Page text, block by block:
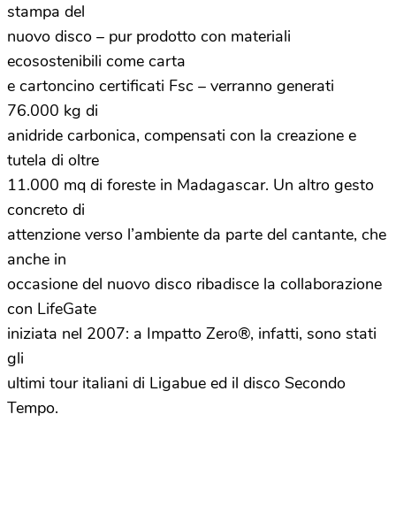
stampa del
nuovo disco – pur prodotto con materiali
ecosostenibili come carta
e cartoncino certificati Fsc – verranno generati
76.000 kg di
anidride carbonica, compensati con la creazione e
tutela di oltre
11.000 mq di foreste in Madagascar. Un altro gesto
concreto di
attenzione verso l’ambiente da parte del cantante, che
anche in
occasione del nuovo disco ribadisce la collaborazione
con LifeGate
iniziata nel 2007: a Impatto Zero®, infatti, sono stati
gli
ultimi tour italiani di Ligabue ed il disco Secondo
Tempo.